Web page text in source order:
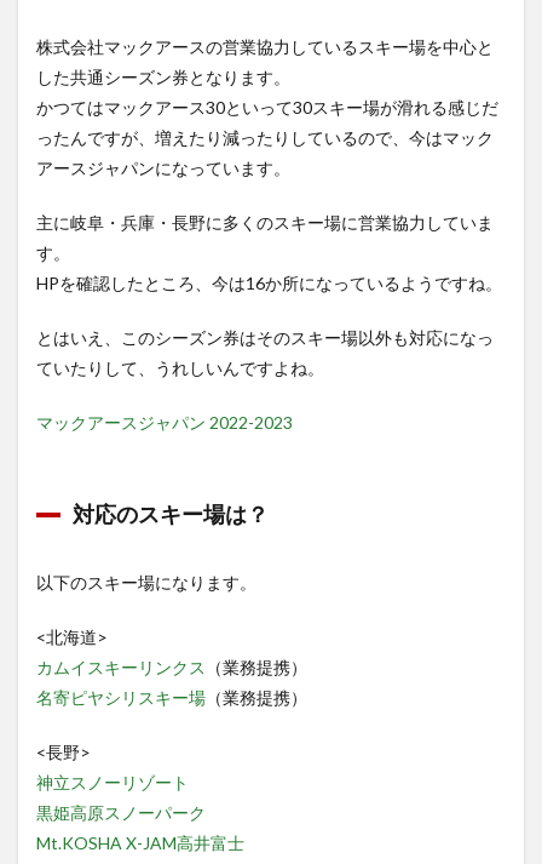
株式会社マックアースの営業協力しているスキー場を中心と
した共通シーズン券となります。
かつてはマックアース30といって30スキー場が滑れる感じだ
ったんですが、増えたり減ったりしているので、今はマック
アースジャパンになっています。
主に岐阜・兵庫・長野に多くのスキー場に営業協力していま
す。
HPを確認したところ、今は16か所になっているようですね。
とはいえ、このシーズン券はそのスキー場以外も対応になっ
ていたりして、うれしいんですよね。
マックアースジャパン 2022-2023
対応のスキー場は？
以下のスキー場になります。
<北海道>
カムイスキーリンクス
（業務提携）
名寄ピヤシリスキー場 （業務提携）
<長野>
神立スノーリゾート
黒姫高原スノーパーク
Mt.KOSHA X-JAM高井富士